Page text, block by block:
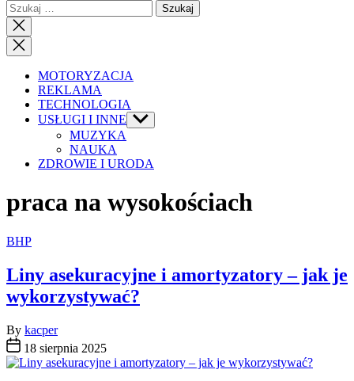
Szukaj:
Close
search
Close
Menu
MOTORYZACJA
REKLAMA
TECHNOLOGIA
USŁUGI I INNE Show
sub
MUZYKA
NAUKA
ZDROWIE I URODA
praca na wysokościach
Categories
BHP
Liny asekuracyjne i amortyzatory – jak je
wykorzystywać?
By kacper
18 sierpnia 2025